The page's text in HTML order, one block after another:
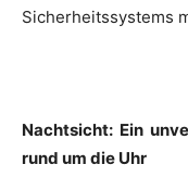
Sicherheitssystems
Nachtsicht: Ein
rund um die Uhr